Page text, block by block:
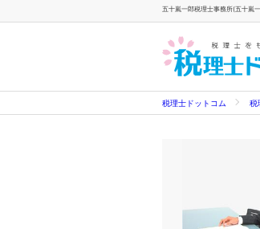
五十嵐一郎税理士事務所(五十嵐
税理士ドットコム 税